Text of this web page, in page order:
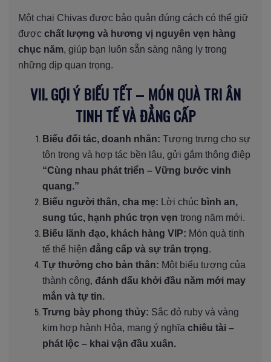
Một chai Chivas được bảo quản đúng cách có thể giữ
được chất lượng và hương vị nguyên vẹn hàng
chục năm, giúp bạn luôn sẵn sàng nâng ly trong
những dịp quan trọng.
VII. GỢI Ý BIẾU TẾT – MÓN QUÀ TRI ÂN
TINH TẾ VÀ ĐẲNG CẤP
Biếu đối tác, doanh nhân: Tượng trưng cho sự
tôn trọng và hợp tác bền lâu, gửi gắm thông điệp
“Cùng nhau phát triển – Vững bước vinh
quang.”
Biếu người thân, cha mẹ: Lời chúc bình an,
sung túc, hạnh phúc trọn vẹn trong năm mới.
Biếu lãnh đạo, khách hàng VIP: Món quà tinh
tế thể hiện đẳng cấp và sự trân trọng.
Tự thưởng cho bản thân: Một biểu tượng của
thành công, đánh dấu khởi đầu năm mới may
mắn và tự tin.
Trưng bày phong thủy: Sắc đỏ ruby và vàng
kim hợp hành Hỏa, mang ý nghĩa chiêu tài –
phát lộc – khai vận đầu xuân.